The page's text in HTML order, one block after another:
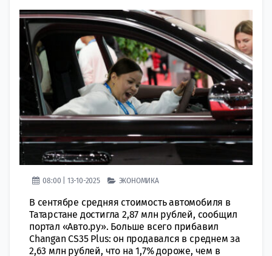
08:00 | 13-10-2025 ЭКОНОМИКА
В сентябре средняя стоимость автомобиля в
Татарстане достигла 2,87 млн рублей, сообщил
портал «Авто.ру». Больше всего прибавил
Changan CS35 Plus: он продавался в среднем за
2,63 млн рублей, что на 1,7% дороже, чем в